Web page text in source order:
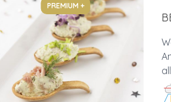
PREMIUM +